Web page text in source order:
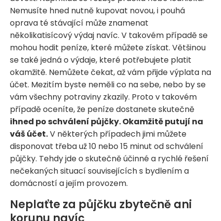
Nemusíte hned nutně kupovat novou, i pouhá
oprava té stávající může znamenat
několikatisícový výdaj navíc. V takovém případě se
mohou hodit peníze, které můžete získat. Většinou
se také jedná o výdaje, které potřebujete platit
okamžitě. Nemůžete čekat, až vám přijde výplata na
účet. Mezitím byste neměli co na sebe, nebo by se
vám všechny potraviny zkazily. Proto v takovém
případě oceníte, že peníze dostanete skutečně
ihned po schválení půjčky. Okamžitě putují na
váš účet.V některých případech jimi můžete
disponovat třeba už 10 nebo 15 minut od schválení
půjčky. Tehdy jde o skutečně účinné a rychlé řešení
nečekaných situací souvisejících s bydlením a
domácností a jejím provozem.
Neplaťte za půjčku zbytečně ani